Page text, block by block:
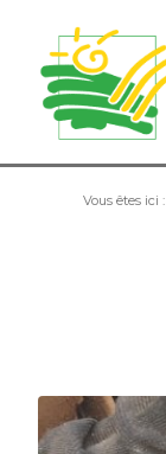
Vous êtes ici :